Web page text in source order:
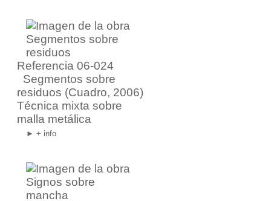
Referencia 06-024
Segmentos sobre
residuos (Cuadro, 2006)
Técnica mixta sobre
malla metálica
► + info